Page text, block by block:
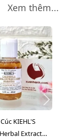
Xem thêm...
KIEHL'S
Extract